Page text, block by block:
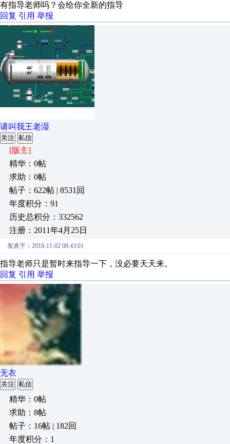
有指导老师吗？会给你全新的指导
回复 引用 举报
请叫我王老湿
关注 私信
[版主]
精华：0帖
求助：0帖
帖子：622帖 | 8531回
年度积分：91
历史总积分：332562
注册：2011年4月25日
发表于：2018-11-02 08:43:01
指导老师只是暂时来指导一下，没必要天天来。
回复 引用 举报
无衣
关注 私信
精华：0帖
求助：8帖
帖子：16帖 | 182回
年度积分：1